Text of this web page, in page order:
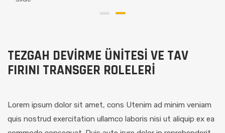
TEZGAH DEVİRME ÜNİTESİ VE TAV
FIRINI TRANSGER ROLELERİ
Lorem ipsum dolor sit amet, cons Utenim ad minim veniam
quis nostrud exercitation ullamco laboris nisi ut aliquip ex ea